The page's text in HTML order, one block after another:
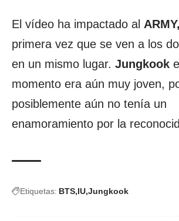
El vídeo ha impactado al ARMY,
primera vez que se ven a los
en un mismo lugar. Jungkook
momento era aún muy joven,
posiblemente aún no tenía un
enamoramiento por la
Etiquetas: BTS IU Jungkook